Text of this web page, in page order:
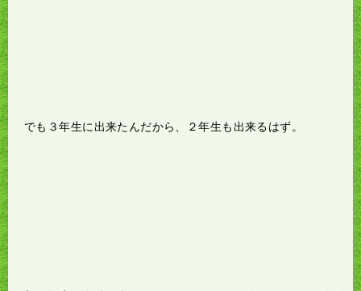
でも３年生に出来たんだから、２年生も出来るはず。